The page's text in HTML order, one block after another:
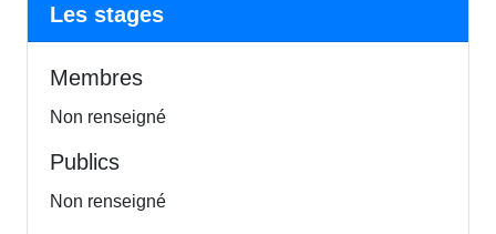
Les stages
Membres
Non renseigné
Publics
Non renseigné